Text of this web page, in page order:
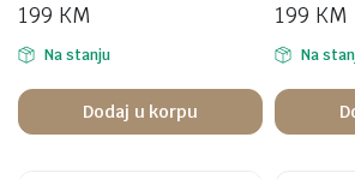
199 KM
Na stanju
Dodaj u korpu
199 KM
Na